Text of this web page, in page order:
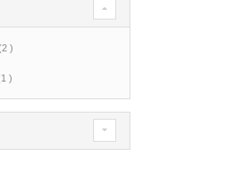
2 artículo
1 artículo